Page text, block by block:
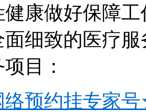
健康做好保障
面细致的医疗
目：
预约挂专家